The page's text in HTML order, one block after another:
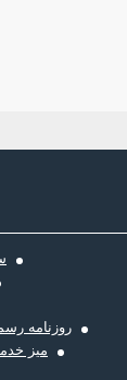
روزنامه
میز